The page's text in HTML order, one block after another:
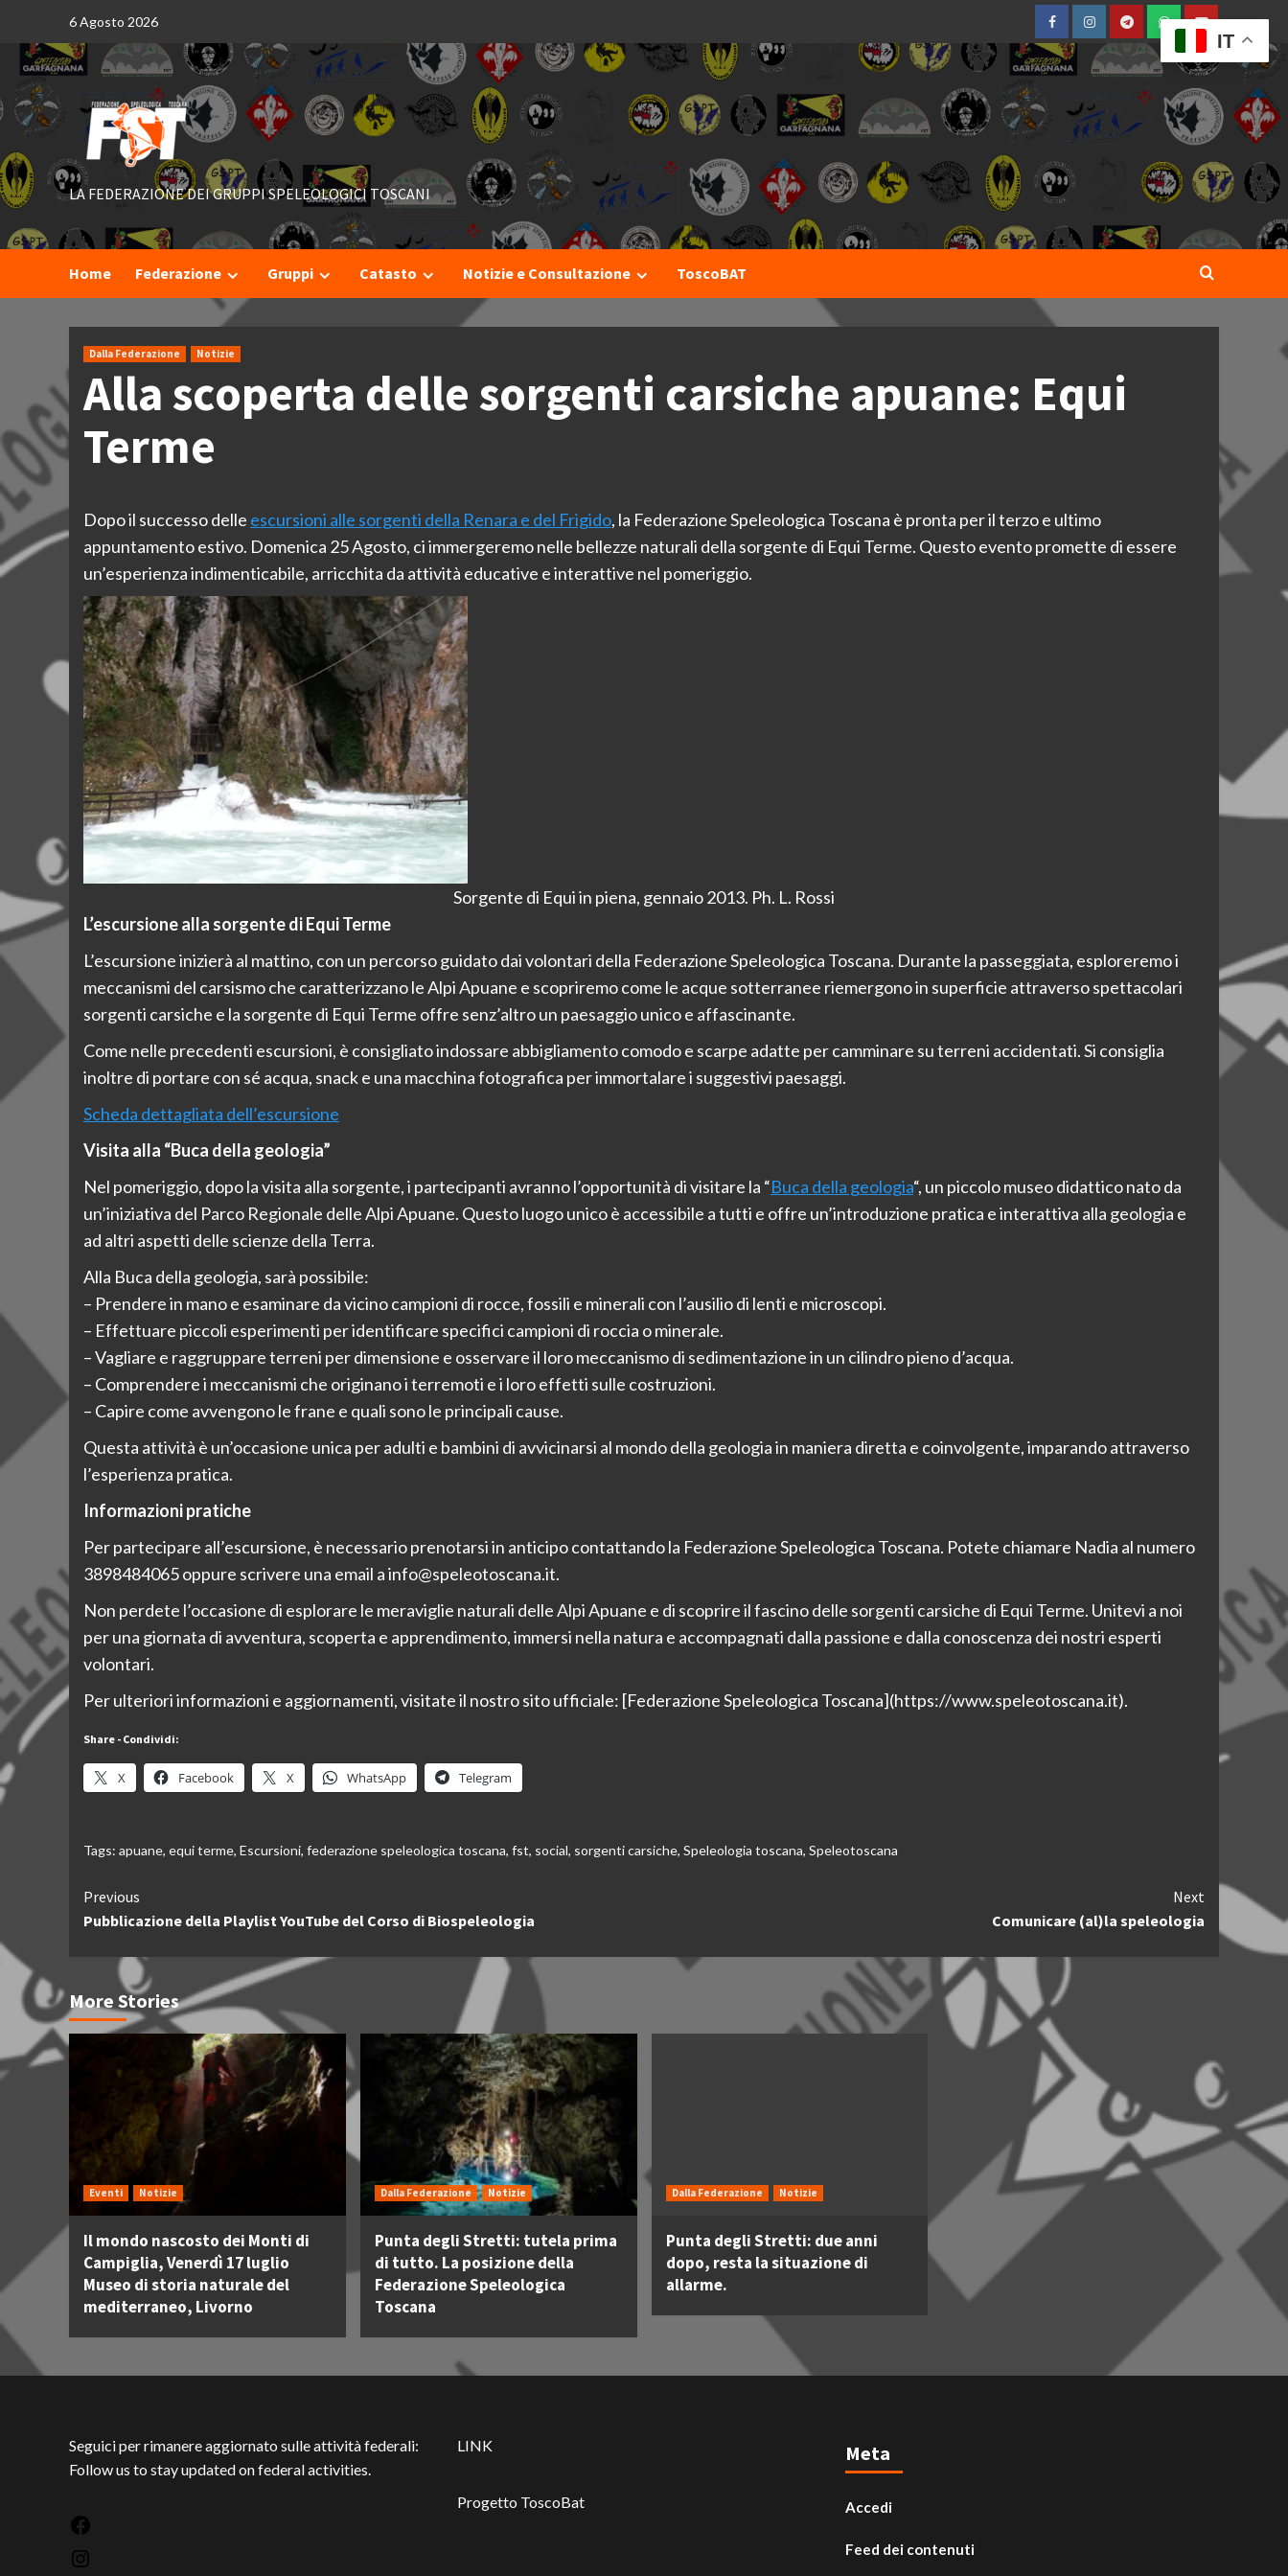
content
6 Agosto 2026
FacebookInstagramTelegramWhatsAppYouTube
LA FEDERAZIONE DEI GRUPPI SPELEOLOGICI TOSCANI
Home Federazione Gruppi Catasto Notizie e Consultazione ToscoBAT
Dalla Federazione Notizie
Alla scoperta delle sorgenti carsiche apuane: Equi
Terme
Dopo il successo delle escursioni alle sorgenti della Renara e del Frigido, la Federazione Speleologica Toscana è pronta per il terzo e ultimo
appuntamento estivo. Domenica 25 Agosto, ci immergeremo nelle bellezze naturali della sorgente di Equi Terme. Questo evento promette di essere
un’esperienza indimenticabile, arricchita da attività educative e interattive nel pomeriggio.
Sorgente di Equi in piena, gennaio 2013. Ph. L. Rossi
L’escursione alla sorgente di Equi Terme
L’escursione inizierà al mattino, con un percorso guidato dai volontari della Federazione Speleologica Toscana. Durante la passeggiata, esploreremo i
meccanismi del carsismo che caratterizzano le Alpi Apuane e scopriremo come le acque sotterranee riemergono in superficie attraverso spettacolari
sorgenti carsiche e la sorgente di Equi Terme offre senz’altro un paesaggio unico e affascinante.
Come nelle precedenti escursioni, è consigliato indossare abbigliamento comodo e scarpe adatte per camminare su terreni accidentati. Si consiglia
inoltre di portare con sé acqua, snack e una macchina fotografica per immortalare i suggestivi paesaggi.
Scheda dettagliata dell’escursione
Visita alla “Buca della geologia”
Nel pomeriggio, dopo la visita alla sorgente, i partecipanti avranno l’opportunità di visitare la “Buca della geologia“, un piccolo museo didattico nato da
un’iniziativa del Parco Regionale delle Alpi Apuane. Questo luogo unico è accessibile a tutti e offre un’introduzione pratica e interattiva alla geologia e
ad altri aspetti delle scienze della Terra.
Alla Buca della geologia, sarà possibile:
– Prendere in mano e esaminare da vicino campioni di rocce, fossili e minerali con l’ausilio di lenti e microscopi.
– Effettuare piccoli esperimenti per identificare specifici campioni di roccia o minerale.
– Vagliare e raggruppare terreni per dimensione e osservare il loro meccanismo di sedimentazione in un cilindro pieno d’acqua.
– Comprendere i meccanismi che originano i terremoti e i loro effetti sulle costruzioni.
– Capire come avvengono le frane e quali sono le principali cause.
Questa attività è un’occasione unica per adulti e bambini di avvicinarsi al mondo della geologia in maniera diretta e coinvolgente, imparando attraverso
l’esperienza pratica.
Informazioni pratiche
Per partecipare all’escursione, è necessario prenotarsi in anticipo contattando la Federazione Speleologica Toscana. Potete chiamare Nadia al numero
3898484065 oppure scrivere una email a info@speleotoscana.it.
Non perdete l’occasione di esplorare le meraviglie naturali delle Alpi Apuane e di scoprire il fascino delle sorgenti carsiche di Equi Terme. Unitevi a noi
per una giornata di avventura, scoperta e apprendimento, immersi nella natura e accompagnati dalla passione e dalla conoscenza dei nostri esperti
volontari.
Per ulteriori informazioni e aggiornamenti, visitate il nostro sito ufficiale: [Federazione Speleologica Toscana](https://www.speleotoscana.it).
Share - Condividi:
X Facebook X WhatsApp Telegram
Tags: apuane, equi terme, Escursioni, federazione speleologica toscana, fst, social, sorgenti carsiche, Speleologia toscana, Speleotoscana
Continue
Reading
Previous
Pubblicazione della Playlist YouTube del Corso di Biospeleologia
Next
Comunicare (al)la speleologia
More Stories
Eventi Notizie
Il mondo nascosto dei Monti di
Campiglia, Venerdì 17 luglio
Museo di storia naturale del
mediterraneo, Livorno
Dalla Federazione Notizie
Punta degli Stretti: tutela prima
di tutto. La posizione della
Federazione Speleologica
Toscana
Dalla Federazione Notizie
Punta degli Stretti: due anni
dopo, resta la situazione di
allarme.
Seguici per rimanere aggiornato sulle attività federali:
Follow us to stay updated on federal activities.
LINK
Progetto ToscoBat
Meta
Accedi
Feed dei contenuti
IT